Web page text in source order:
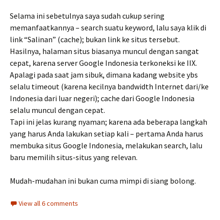
Selama ini sebetulnya saya sudah cukup sering
memanfaatkannya – search suatu keyword, lalu saya klik di
link “Salinan” (cache); bukan link ke situs tersebut.
Hasilnya, halaman situs biasanya muncul dengan sangat
cepat, karena server Google Indonesia terkoneksi ke IIX.
Apalagi pada saat jam sibuk, dimana kadang website ybs
selalu timeout (karena kecilnya bandwidth Internet dari/ke
Indonesia dari luar negeri); cache dari Google Indonesia
selalu muncul dengan cepat.
Tapi ini jelas kurang nyaman; karena ada beberapa langkah
yang harus Anda lakukan setiap kali – pertama Anda harus
membuka situs Google Indonesia, melakukan search, lalu
baru memilih situs-situs yang relevan.
Mudah-mudahan ini bukan cuma mimpi di siang bolong.
View all 6 comments